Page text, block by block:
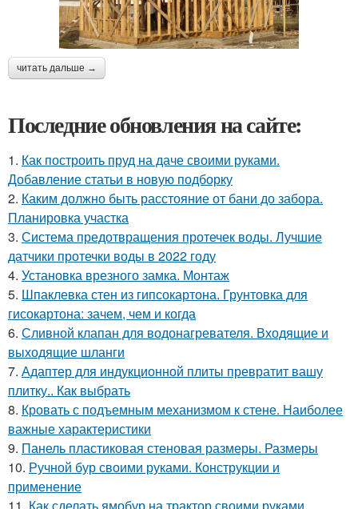
читать дальше →
Последние обновления на сайте:
1. Как построить пруд на даче своими руками.
Добавление статьи в новую подборку
2. Каким должно быть расстояние от бани до забора.
Планировка участка
3. Система предотвращения протечек воды. Лучшие
датчики протечки воды в 2022 году
4. Установка врезного замка. Монтаж
5. Шпаклевка стен из гипсокартона. Грунтовка для
гисокартона: зачем, чем и когда
6. Сливной клапан для водонагревателя. Входящие и
выходящие шланги
7. Адаптер для индукционной плиты превратит вашу
плитку.. Как выбрать
8. Кровать с подъемным механизмом к стене. Наиболее
важные характеристики
9. Панель пластиковая стеновая размеры. Размеры
10. Ручной бур своими руками. Конструкции и
применение
11. Как сделать ямобур на трактор своими руками.